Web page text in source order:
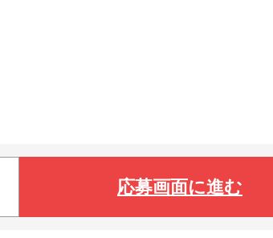
応募画面に進む